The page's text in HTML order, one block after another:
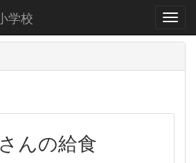
学校
んの給食